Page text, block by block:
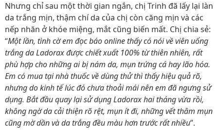
Nhưng chỉ sau một thời gian ngắn, chị Trinh đã lấy lại làn
da trắng mịn, thậm chí da của chị còn căng mịn và các
nếp nhăn ở khóe miệng, mắt cũng biến mất. Chị chia sẻ:
“Một lần, tình cờ em đọc báo online thấy có nói về viên uống
trắng da Ladorax được chiết xuất 100% từ thiên nhiên, rất
phù hợp cho những ai bị nám da, mụn trứng cá hay lão hóa.
Em có mua tại nhà thuốc về dùng thử thì thấy hiệu quả rõ,
nhưng do kinh tế lúc đó chưa thoải mái nên em đã ngưng sử
dụng. Bắt đầu quay lại sử dụng Ladorax hai tháng vừa rồi,
không ngờ da cải thiện rõ rệt, mụn ít đi, những vết thâm mụn
cũng mờ dần và da trắng đều màu hơn trước rất nhiều”.